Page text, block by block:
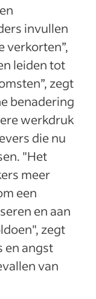
invullen
verkorten”,
leiden tot
zegt
benadering
werkdruk
die nu
"Het
meer
een
en aan
zegt
en angst
van